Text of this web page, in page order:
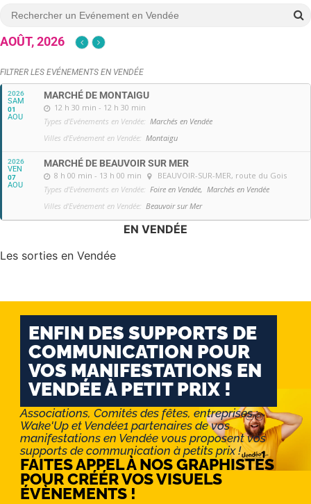
AOÛT, 2026
FILTRER LES EVÉNEMENTS EN VENDÉE
2026
SAM
01
AOU
MARCHÉ DE MONTAIGU
12 h 30 min - 12 h 30 min
Types d'Evénements en Vendée: Marchés en Vendée
Villes d'Evénement en Vendée: Montaigu
2026
VEN
07
AOU
MARCHÉ DE BEAUVOIR SUR MER
8 h 00 min - 13 h 00 min BEAUVOIR-SUR-MER, route du Gois
Types d'Evénements en Vendée: Foire en Vendée, Marchés en Vendée
Villes d'Evénement en Vendée: Beauvoir sur Mer
EN VENDÉE
Les sorties en Vendée
ENFIN DES SUPPORTS DE
COMMUNICATION POUR
VOS MANIFESTATIONS EN
VENDÉE À PETIT PRIX !
Associations, Comités des fêtes, entreprises :
Wake'Up et Vendée1 partenaires de vos
manifestations en Vendée vous proposent vos
supports de communication à petits prix !
FAITES APPEL À NOS GRAPHISTES
POUR CRÉÉR VOS VISUELS
ÉVÈNEMENTS !